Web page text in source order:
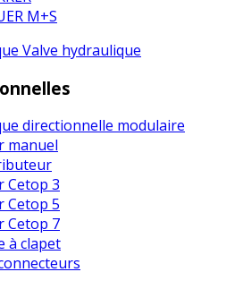
M+S
Valve hydraulique
manuel
Cetop 3
Cetop 5
Cetop 7
à clapet